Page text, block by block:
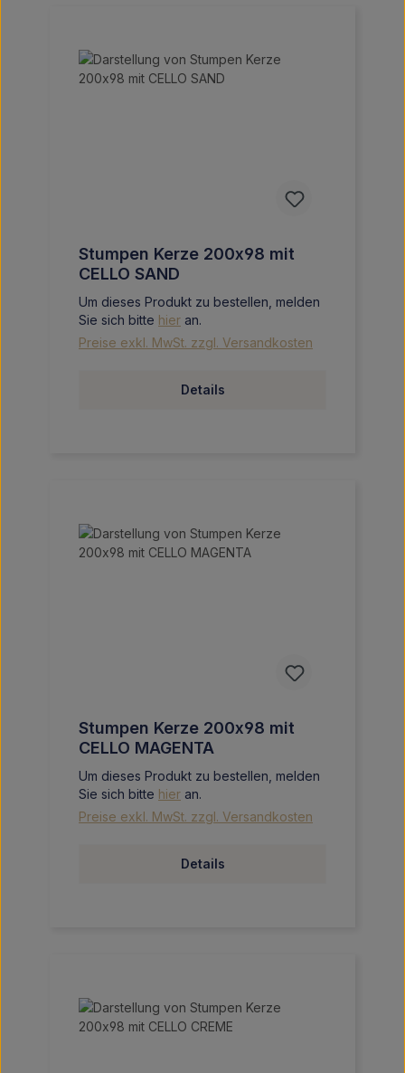
Stumpen Kerze 200x98 mit
CELLO SAND
Um dieses Produkt zu bestellen, melden
Sie sich bitte hier an.
Preise exkl. MwSt. zzgl. Versandkosten
Details
Stumpen Kerze 200x98 mit
CELLO MAGENTA
Um dieses Produkt zu bestellen, melden
Sie sich bitte hier an.
Preise exkl. MwSt. zzgl. Versandkosten
Details